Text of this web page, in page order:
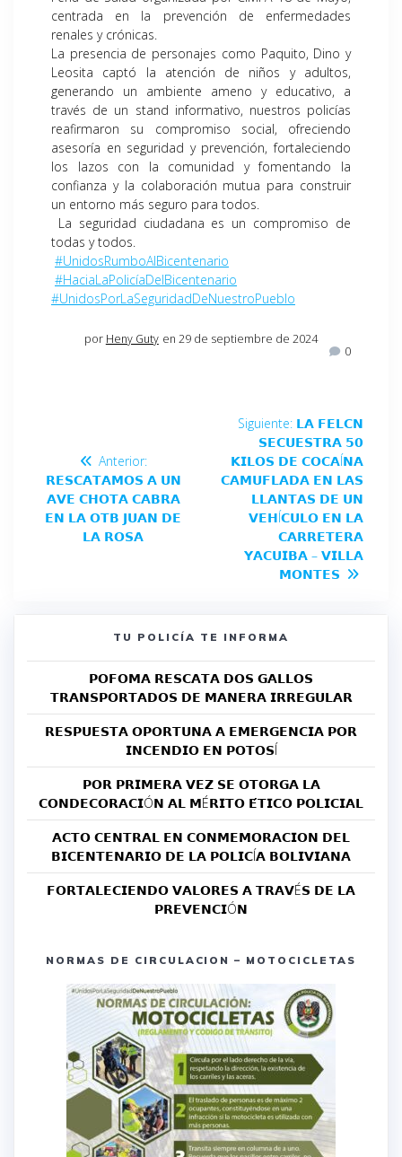
centrada en la prevención de enfermedades
renales y crónicas.
La presencia de personajes como Paquito, Dino y
Leosita captó la atención de niños y adultos,
generando un ambiente ameno y educativo, a
través de un stand informativo, nuestros policías
reafirmaron su compromiso social, ofreciendo
asesoría en seguridad y prevención, fortaleciendo
los lazos con la comunidad y fomentando la
confianza y la colaboración mutua para construir
un entorno más seguro para todos.
La seguridad ciudadana es un compromiso de
todas y todos.
#UnidosRumboAlBicentenario
#HaciaLaPolicíaDelBicentenario
#UnidosPorLaSeguridadDeNuestroPueblo
por Heny Guty en 29 de septiembre de 2024
0
Anterior:
𝗥𝗘𝗦𝗖𝗔𝗧𝗔𝗠𝗢𝗦 𝗔 𝗨𝗡
𝗔𝗩𝗘 𝗖𝗛𝗢𝗧𝗔 𝗖𝗔𝗕𝗥𝗔
𝗘𝗡 𝗟𝗔 𝗢𝗧𝗕 𝗝𝗨𝗔𝗡 𝗗𝗘
𝗟𝗔 𝗥𝗢𝗦𝗔
Siguiente: 𝗟𝗔 𝗙𝗘𝗟𝗖𝗡
𝗦𝗘𝗖𝗨𝗘𝗦𝗧𝗥𝗔 𝟱𝟬
𝗞𝗜𝗟𝗢𝗦 𝗗𝗘 𝗖𝗢𝗖𝗔Í𝗡𝗔
𝗖𝗔𝗠𝗨𝗙𝗟𝗔𝗗𝗔 𝗘𝗡 𝗟𝗔𝗦
𝗟𝗟𝗔𝗡𝗧𝗔𝗦 𝗗𝗘 𝗨𝗡
𝗩𝗘𝗛Í𝗖𝗨𝗟𝗢 𝗘𝗡 𝗟𝗔
𝗖𝗔𝗥𝗥𝗘𝗧𝗘𝗥𝗔
𝗬𝗔𝗖𝗨𝗜𝗕𝗔 – 𝗩𝗜𝗟𝗟𝗔
𝗠𝗢𝗡𝗧𝗘𝗦
TU POLICÍA TE INFORMA
𝗣𝗢𝗙𝗢𝗠𝗔 𝗥𝗘𝗦𝗖𝗔𝗧𝗔 𝗗𝗢𝗦 𝗚𝗔𝗟𝗟𝗢𝗦
𝗧𝗥𝗔𝗡𝗦𝗣𝗢𝗥𝗧𝗔𝗗𝗢𝗦 𝗗𝗘 𝗠𝗔𝗡𝗘𝗥𝗔 𝗜𝗥𝗥𝗘𝗚𝗨𝗟𝗔𝗥
𝗥𝗘𝗦𝗣𝗨𝗘𝗦𝗧𝗔 𝗢𝗣𝗢𝗥𝗧𝗨𝗡𝗔 𝗔 𝗘𝗠𝗘𝗥𝗚𝗘𝗡𝗖𝗜𝗔 𝗣𝗢𝗥
𝗜𝗡𝗖𝗘𝗡𝗗𝗜𝗢 𝗘𝗡 𝗣𝗢𝗧𝗢𝗦Í
𝗣𝗢𝗥 𝗣𝗥𝗜𝗠𝗘𝗥𝗔 𝗩𝗘𝗭 𝗦𝗘 𝗢𝗧𝗢𝗥𝗚𝗔 𝗟𝗔
𝗖𝗢𝗡𝗗𝗘𝗖𝗢𝗥𝗔𝗖𝗜Ó𝗡 𝗔𝗟 𝗠É𝗥𝗜𝗧𝗢 𝗘́𝗧𝗜𝗖𝗢 𝗣𝗢𝗟𝗜𝗖𝗜𝗔𝗟
𝗔𝗖𝗧𝗢 𝗖𝗘𝗡𝗧𝗥𝗔𝗟 𝗘𝗡 𝗖𝗢𝗡𝗠𝗘𝗠𝗢𝗥𝗔𝗖𝗜𝗢𝗡 𝗗𝗘𝗟
𝗕𝗜𝗖𝗘𝗡𝗧𝗘𝗡𝗔𝗥𝗜𝗢 𝗗𝗘 𝗟𝗔 𝗣𝗢𝗟𝗜𝗖Í𝗔 𝗕𝗢𝗟𝗜𝗩𝗜𝗔𝗡𝗔
𝗙𝗢𝗥𝗧𝗔𝗟𝗘𝗖𝗜𝗘𝗡𝗗𝗢 𝗩𝗔𝗟𝗢𝗥𝗘𝗦 𝗔 𝗧𝗥𝗔𝗩É𝗦 𝗗𝗘 𝗟𝗔
𝗣𝗥𝗘𝗩𝗘𝗡𝗖𝗜Ó𝗡
NORMAS DE CIRCULACION – MOTOCICLETAS